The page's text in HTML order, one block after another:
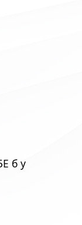
б у